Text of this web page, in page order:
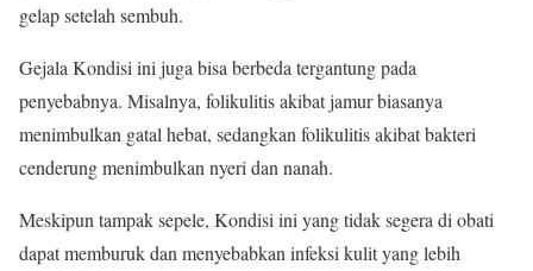
gelap setelah sembuh.
Gejala Kondisi ini juga bisa berbeda tergantung pada
penyebabnya. Misalnya, folikulitis akibat jamur biasanya
menimbulkan gatal hebat, sedangkan folikulitis akibat bakteri
cenderung menimbulkan nyeri dan nanah.
Meskipun tampak sepele, Kondisi ini yang tidak segera di obati
dapat memburuk dan menyebabkan infeksi kulit yang lebih